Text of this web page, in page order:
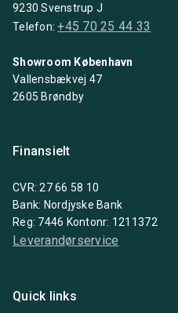
9230 Svenstrup J
Telefon:+45 70 25 44 33
Showroom København
Vallensbækvej 47
2605 Brøndby
Finansielt
CVR: 27 66 58 10
Bank: Nordjyske Bank
Reg: 7446 Kontonr: 1211372
Leverandørservice
Quick links